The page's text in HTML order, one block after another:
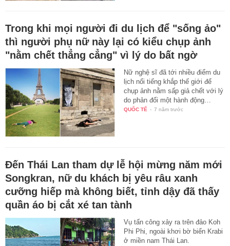
Trong khi mọi người đi du lịch để "sống ảo"
thì người phụ nữ này lại có kiểu chụp ảnh
"nằm chết thẳng cẳng" vì lý do bất ngờ
Nữ nghệ sĩ đã tới nhiều điểm du
lịch nổi tiếng khắp thế giới để
chụp ảnh nằm sấp giả chết với lý
do phản đối một hành động…
QUỐC TẾ - 7 năm trước
Đến Thái Lan tham dự lễ hội mừng năm mới
Songkran, nữ du khách bị yêu râu xanh
cưỡng hiếp mà không biết, tỉnh dậy đã thấy
quần áo bị cắt xé tan tành
Vụ tấn công xảy ra trên đảo Koh
Phi Phi, ngoài khơi bờ biển Krabi
ở miền nam Thái Lan.